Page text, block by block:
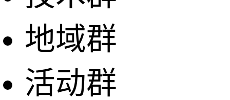
大货车防偷油系
统：
地域群
活动群